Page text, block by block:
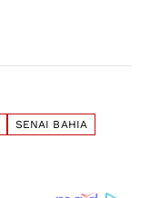
SENAI BAHIA